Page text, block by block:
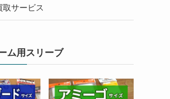
取サービス
ム用スリーブ